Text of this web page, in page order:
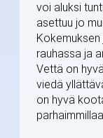
voi aluksi
asettuu jo
rauhassa ja
Vettä on
viedä
on hyvä